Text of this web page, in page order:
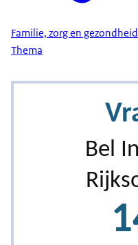
Familie, zorg en gezondheid
Thema